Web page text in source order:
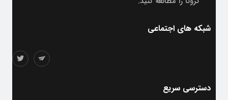
شبکه های اجتماعی
دسترسی سریع